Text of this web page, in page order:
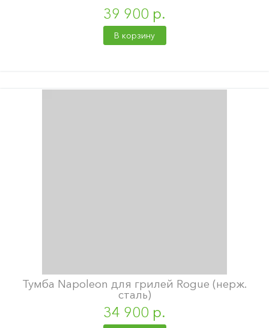
39 900 р.
В корзину
Тумба Napoleon для грилей Rogue (нерж.
сталь)
34 900 р.